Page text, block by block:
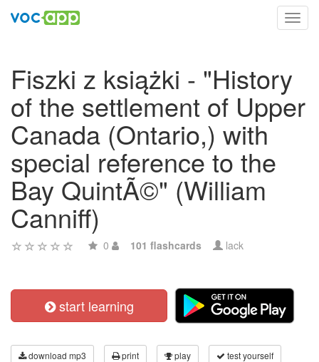
Fiszki z książki - "History
of the settlement of Upper
Canada (Ontario,) with
special reference to the
Bay QuintÃ©" (William
Canniff)
0 101 flashcards lack
start learning
download mp3 print play test yourself